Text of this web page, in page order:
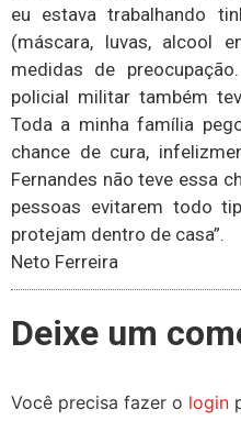
eu estava trabalhando
(máscara, luvas, alcool
medidas de
policial militar também
Toda a minha família
chance de cura,
Fernandes não teve essa
pessoas evitarem todo
protejam dentro de casa”.
Neto Ferreira
Deixe um
Você precisa fazer o login